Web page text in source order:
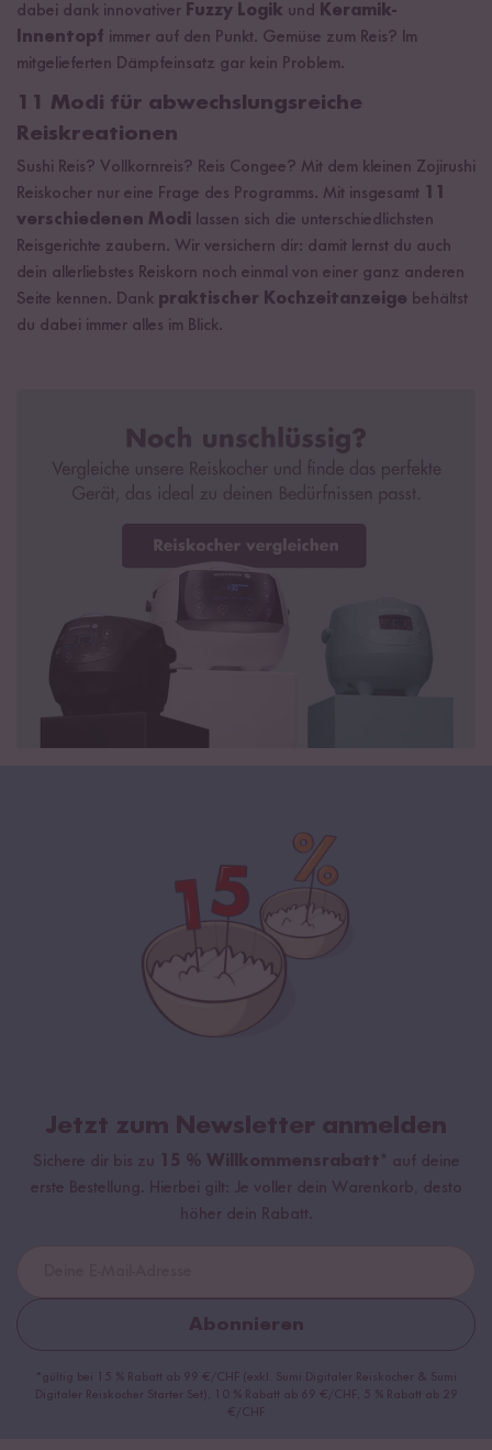
dabei dank innovativer Fuzzy Logik und
Keramik-
Innentopf immer auf den Punkt. Gemüse zum Reis? Im
mitgelieferten Dämpfeinsatz gar kein Problem.
11 Modi für abwechslungsreiche
Reiskreationen
Sushi Reis? Vollkornreis? Reis Congee? Mit dem kleinen Zojirushi
Reiskocher nur eine Frage des Programms. Mit insgesamt 11
verschiedenen Modi lassen sich die unterschiedlichsten
Reisgerichte zaubern. Wir versichern dir: damit lernst du auch
dein allerliebstes Reiskorn noch einmal von einer ganz anderen
Seite kennen. Dank praktischer Kochzeitanzeige behältst
du dabei immer alles im Blick.
Jetzt zum Newsletter anmelden
Sichere dir bis zu 15 % Willkommensrabatt* auf deine
erste Bestellung. Hierbei gilt: Je voller dein Warenkorb, desto
höher dein Rabatt.
Abonnieren
*gültig bei 15 % Rabatt ab 99 €/CHF (exkl. Sumi Digitaler Reiskocher & Sumi
Digitaler Reiskocher Starter Set), 10 % Rabatt ab 69 €/CHF, 5 % Rabatt ab 29
€/CHF